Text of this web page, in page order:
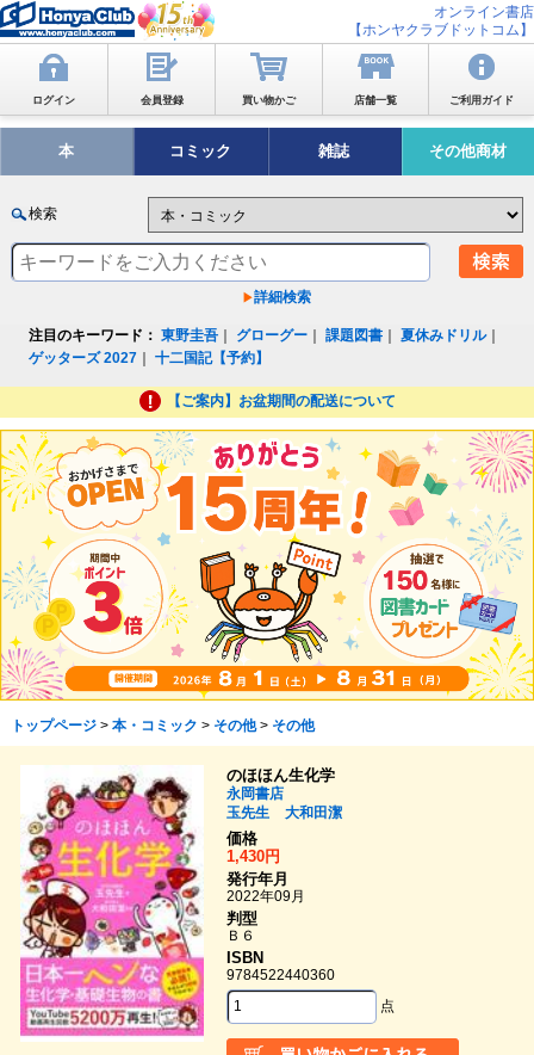
オンライン書店
【ホンヤクラブドットコム】
ログイン 会員登録 買い物かご 店舗一覧 ご利用ガイド
本 コミック 雑誌 その他商材
検索
詳細検索
注目のキーワード： 東野圭吾 グローグー ｜課題図書 ｜夏休みドリル｜
ゲッターズ 2027 ｜十二国記【予約】
【ご案内】お盆期間の配送について
トップページ> 本・コミック > その他> その他
のほほん生化学
永岡書店
玉先生
大和田潔
価格
1,430円
発行年月
2022年09月
判型
Ｂ６
ISBN
9784522440360
点